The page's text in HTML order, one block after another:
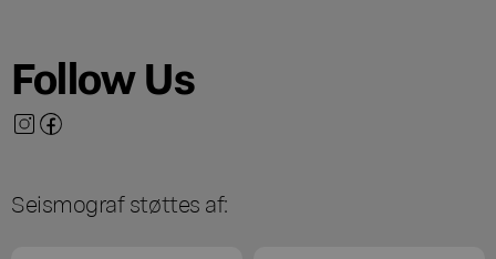
Follow Us
Seismograf støttes af: